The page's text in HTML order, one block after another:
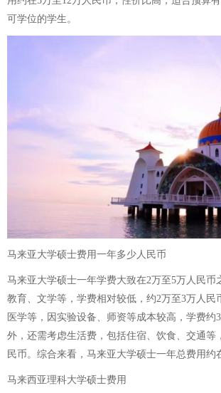
可学位的学生。
马来亚大学硕士费用一年多少人民币
马来亚大学硕士一年学费大致在2万至5万人民币
教育、文学等，学费相对较低，约2万至3万人民
医学等，因实验设备、师资等成本较高，学费约
外，还需考虑生活费，包括住宿、饮食、交通等
民币。综合来看，马来亚大学硕士一年总费用约
马来西亚理科大学硕士费用